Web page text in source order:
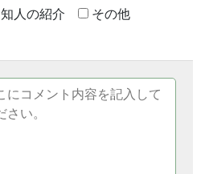
知人の紹介
その他